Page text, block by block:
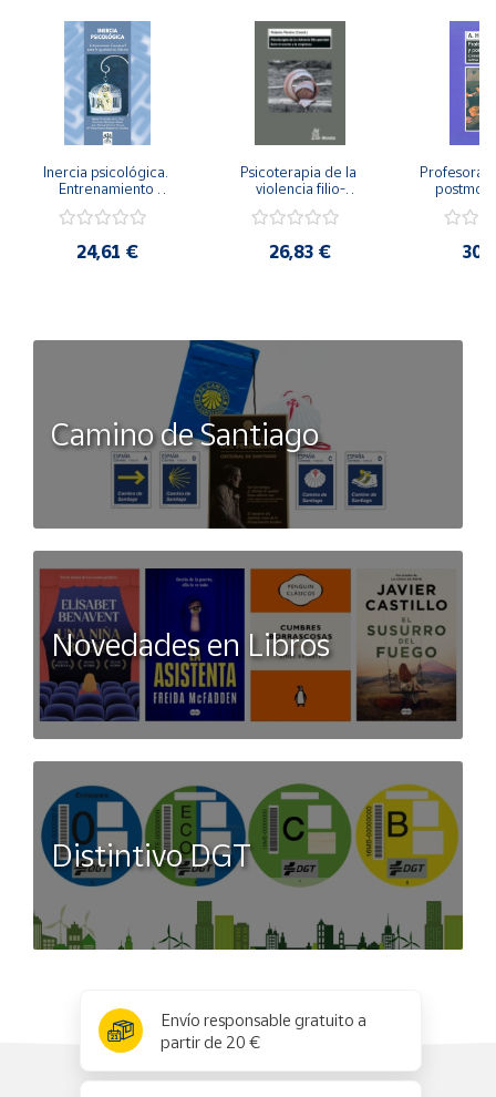
Inercia psicológica.
Entrenamiento
Igualdad de Género.
24,61 €
Psicoterapia de la
violencia filio-
secreto y la
26,83 €
Camino de Santiago
Novedades en Libros
Distintivo DGT
Envío responsable gratuito a
partir de 20 €